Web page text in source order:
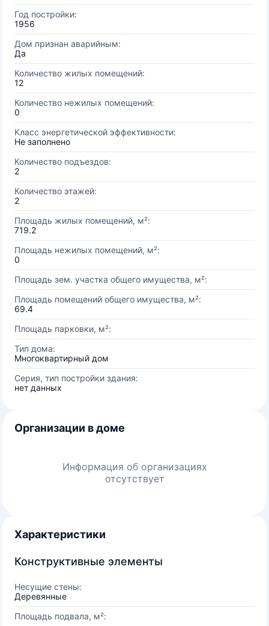
Год постройки:
1956
Дом признан аварийным:
Да
Количество жилых помещений:
12
Количество нежилых помещений:
0
Класс энергетической эффективности:
Не заполнено
Количество подъездов:
2
Количество этажей:
2
Площадь жилых помещений, м²:
719.2
Площадь нежилых помещений, м²:
0
Площадь зем. участка общего имущества, м²:
Площадь помещений общего имущества, м²:
69.4
Площадь парковки, м²:
Тип дома:
Многоквартирный дом
Серия, тип постройки здания:
нет данных
Организации в доме
Информация об организациях
отсутствует
Характеристики
Конструктивные элементы
Несущие стены:
Деревянные
Площадь подвала, м²: